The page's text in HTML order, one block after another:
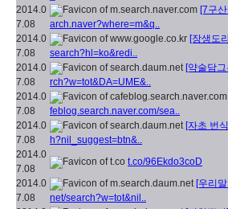
2014.0
7.08
[7구
arch.naver?where=m&q..
2014.0
7.08
[장생도
search?hl=ko&redi..
2014.0
7.08
[약술담
rch?w=tot&DA=UME&..
2014.0
7.08
feblog.search.naver.com/sea..
2014.0
7.08
[자초 번
h?nil_suggest=btn&..
2014.0
7.08
t.co/96Ekdo3coD
2014.0
7.08
[우리
net/search?w=tot&nil..